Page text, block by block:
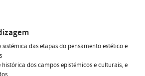
das etapas do pensamento estético e
dos campos epistémicos e culturais, e